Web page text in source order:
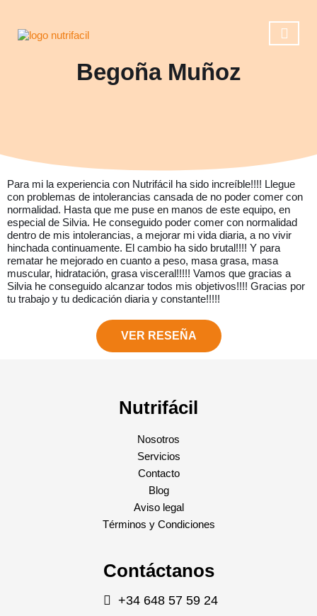
Begoña Muñoz
Para mi la experiencia con Nutrifácil ha sido increíble!!!! Llegue
con problemas de intolerancias cansada de no poder comer con
normalidad. Hasta que me puse en manos de este equipo, en
especial de Silvia. He conseguido poder comer con normalidad
dentro de mis intolerancias, a mejorar mi vida diaria, a no vivir
hinchada continuamente. El cambio ha sido brutal!!!! Y para
rematar he mejorado en cuanto a peso, masa grasa, masa
muscular, hidratación, grasa visceral!!!!! Vamos que gracias a
Silvia he conseguido alcanzar todos mis objetivos!!!! Gracias por
tu trabajo y tu dedicación diaria y constante!!!!!
VER RESEÑA
Nutrifácil
Nosotros
Servicios
Contacto
Blog
Aviso legal
Términos y Condiciones
Contáctanos
+34 648 57 59 24